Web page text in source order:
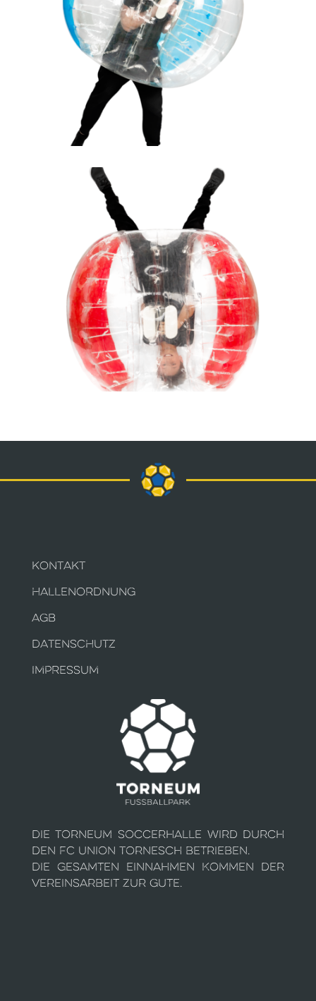
KONTAKT
HALLENORDNUNG
AGB
DATENSCHUTZ
IMPRESSUM
Die Torneum Soccerhalle wird durch
den FC Union Tornesch betrieben.
Die gesamten Einnahmen kommen der
Vereinsarbeit zur Gute.